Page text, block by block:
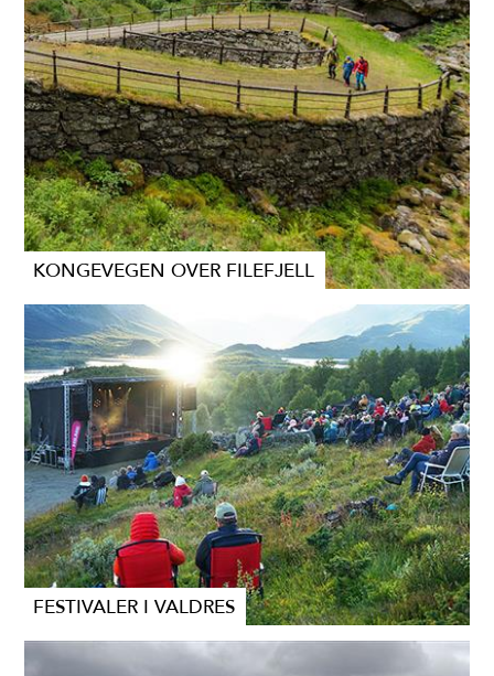
KONGEVEGEN OVER FILEFJELL
FESTIVALER I VALDRES